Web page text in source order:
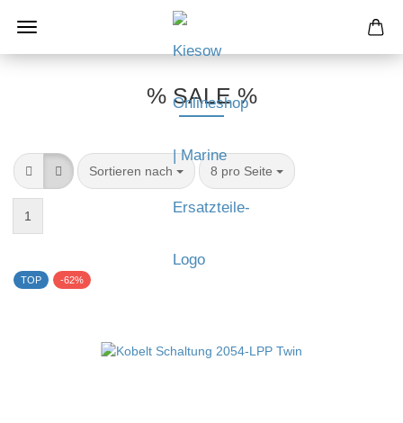
% SALE %
Sortieren nach 8 pro Seite
1
TOP -62%